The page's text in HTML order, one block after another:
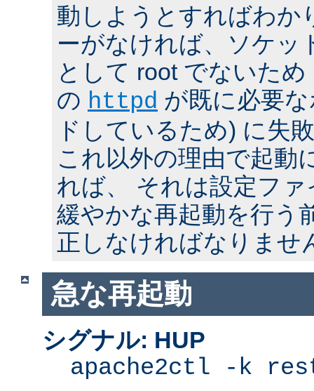
動しようとすればわか
ーがなければ、ソケッ
として root でないた
の httpd が既に必要
ドしているため) に失
これ以外の理由で起動
れば、 それは設定フ
緩やかな再起動を行う
正しなければなりませ
急な再起動
シグナル: HUP
apache2ctl -k